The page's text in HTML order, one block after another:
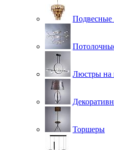
Люстры на
Торшеры